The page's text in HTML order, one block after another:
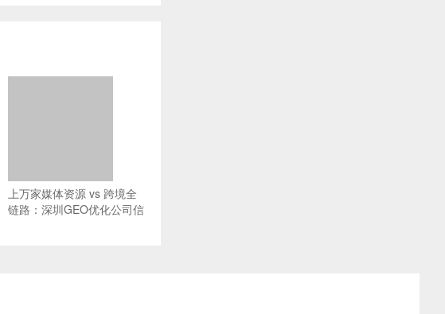
上万家媒体资源 vs 跨境全
链路：深圳GEO优化公司信